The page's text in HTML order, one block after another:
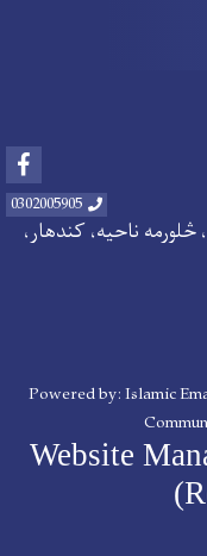
0302005905
څلورمه ناحیه، کندهار،
Powered by: Islamic
Website